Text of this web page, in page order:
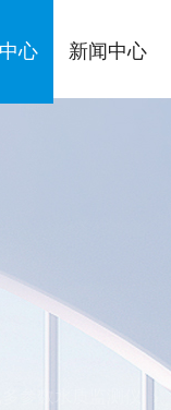
心 新闻中心